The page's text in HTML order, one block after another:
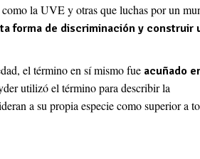
la UVE y otras que luchas por un
forma de discriminación y construir
el término en sí mismo fue acuñado
utilizó el término para describir la
a su propia especie como superior a